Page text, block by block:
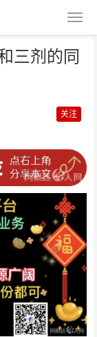
三剂的同
关注